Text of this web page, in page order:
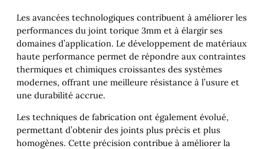
Les avancées technologiques contribuent à améliorer les
performances du joint torique 3mm et à élargir ses
domaines d’application. Le développement de matériaux
haute performance permet de répondre aux contraintes
thermiques et chimiques croissantes des systèmes
modernes, offrant une meilleure résistance à l’usure et
une durabilité accrue.
Les techniques de fabrication ont également évolué,
permettant d’obtenir des joints plus précis et plus
homogènes. Cette précision contribue à améliorer la